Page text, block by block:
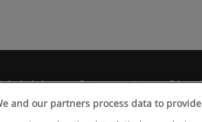
de dados Entrar em contato com
and our partners process data to provide: